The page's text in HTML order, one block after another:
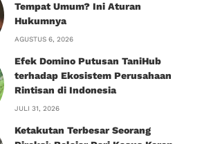
Tempat Umum? Ini Aturan
Hukumnya
AGUSTUS 6, 2026
Efek Domino Putusan TaniHub
terhadap Ekosistem Perusahaan
Rintisan di Indonesia
JULI 31, 2026
Ketakutan Terbesar Seorang